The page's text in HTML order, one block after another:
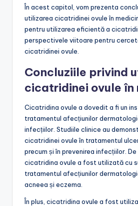
În acest capitol, vom prezenta
utilizarea cicatridinei ovule în
pentru utilizarea eficientă a
perspectivele viitoare pentru
cicatridinei ovule.
Concluziile privind
cicatridinei ovule în
Cicatridina ovule a dovedit a fi un
tratamentul afecțiunilor
infecțiilor. Studiile clinice au
cicatridinei ovule în tratamentul
precum și în prevenirea infecțiilor.
cicatridina ovule a fost utilizată cu
tratamentul afecțiunilor
acneea și eczema.
În plus, cicatridina ovule a fost